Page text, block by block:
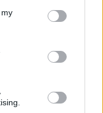
se do
čápů v celém Česku
v minulých dnech čelit
a lijáky. Česká
aby se zapojila do